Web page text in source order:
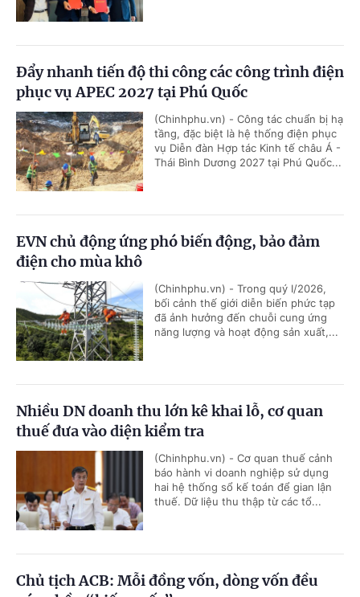
Đẩy nhanh tiến độ thi công các công trình điện
phục vụ APEC 2027 tại Phú Quốc
(Chinhphu.vn) - Công tác chuẩn bị hạ
tầng, đặc biệt là hệ thống điện phục
vụ Diễn đàn Hợp tác Kinh tế châu Á -
Thái Bình Dương 2027 tại Phú Quốc...
EVN chủ động ứng phó biến động, bảo đảm
điện cho mùa khô
(Chinhphu.vn) - Trong quý I/2026,
bối cảnh thế giới diễn biến phức tạp
đã ảnh hưởng đến chuỗi cung ứng
năng lượng và hoạt động sản xuất,...
Nhiều DN doanh thu lớn kê khai lỗ, cơ quan
thuế đưa vào diện kiểm tra
(Chinhphu.vn) - Cơ quan thuế cảnh
báo hành vi doanh nghiệp sử dụng
hai hệ thống sổ kế toán để gian lận
thuế. Dữ liệu thu thập từ các tổ...
Chủ tịch ACB: Mỗi đồng vốn, dòng vốn đều